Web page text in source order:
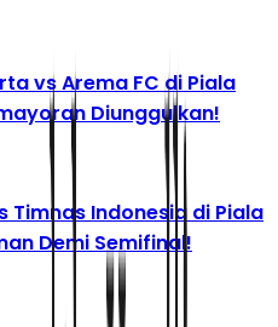
vs Arema FC di Piala
Diunggulkan!
Timnas Indonesia di Piala
Demi Semifinal!